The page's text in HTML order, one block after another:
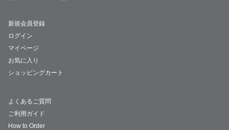
新規会員登録
ログイン
マイページ
お気に入り
ショッピングカート
よくあるご質問
ご利用ガイド
How to Order